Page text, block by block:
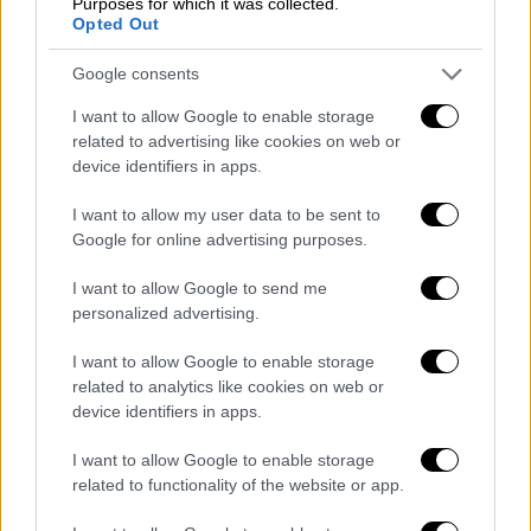
Opted Out
Google consents
I want to allow Google to enable storage
related to advertising like cookies on web or
device identifiers in apps.
I want to allow my user data to be sent to
Google for online advertising purposes.
I want to allow Google to send me
personalized advertising.
I want to allow Google to enable storage
related to analytics like cookies on web or
device identifiers in apps.
I want to allow Google to enable storage
related to functionality of the website or app.
Το γράμμα της Κατερίνας και η
τελική δεκάδα του MasterChef 4
«Μαζί με τη Μαριάννα στείλαμε την
Κατερίνα στα κομμωτήρια, που τόσο της
αρέσουν», ανέφερε η Ντέμη, η οποία μαζί με
τη Μαριάννα γύρισαν στο σπίτι του
MasterChef 4. Ενώ η Μαρλέν είπε: «Ήταν σαν
την κατσαρίδα, η κατσαρίδα επιβιώνει σε